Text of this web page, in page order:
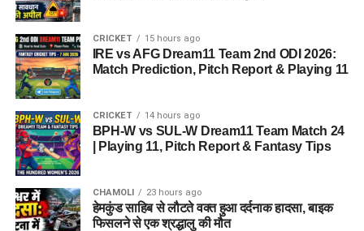
CRICKET 15 hours ago
IRE vs AFG Dream11 Team 2nd ODI 2026:
Match Prediction, Pitch Report & Playing 11
CRICKET 14 hours ago
BPH-W vs SUL-W Dream11 Team Match 24
| Playing 11, Pitch Report & Fantasy Tips
CHAMOLI 23 hours ago
हेमकुंड साहिब से लौटते वक्त हुआ दर्दनाक हादसा, बाइक
फिसलने से एक श्रद्धालु की मौत